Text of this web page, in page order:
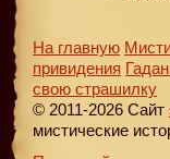
На главную
привидения
свою страшилку
© 2011-2026 Сайт
мистические